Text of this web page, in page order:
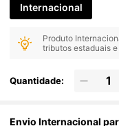
Internacional
Produto
tributos estaduais
Quantidade:
Envio Internacional